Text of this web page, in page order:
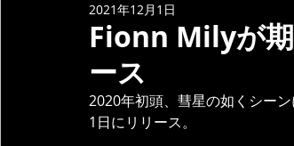
Fionn Milyが
ース
2021年12月1日
2020年初頭、彗星の如くシー
1日にリリース。